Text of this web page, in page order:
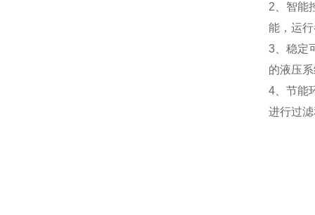
2、智能
能，运
3、稳定
的液压
4、节能
进行过